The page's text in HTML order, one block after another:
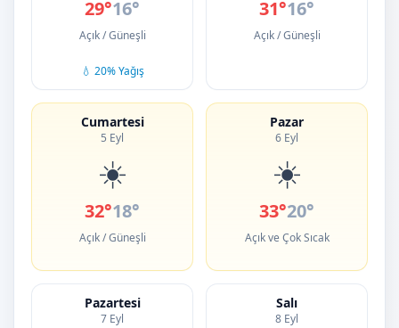
29°16°
Açık / Güneşli
💧 20% Yağış
31°16°
Açık / Güneşli
Cumartesi
5 Eyl
☀️
32°18°
Açık / Güneşli
Pazar
6 Eyl
☀️
33°20°
Açık ve Çok Sıcak
Pazartesi
7 Eyl
Salı
8 Eyl